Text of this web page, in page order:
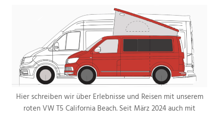
Hier schreiben wir über Erlebnisse und Reisen mit unserem
roten VW T5 California Beach. Seit März 2024 auch mit